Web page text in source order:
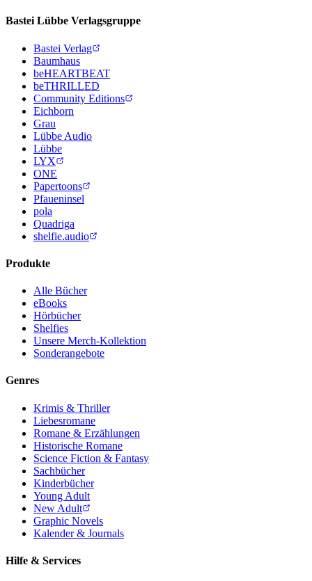
Bastei Lübbe Verlagsgruppe
Bastei Verlag
Baumhaus
beHEARTBEAT
beTHRILLED
Community Editions
Eichborn
Grau
Lübbe Audio
Lübbe
LYX
ONE
Papertoons
Pfaueninsel
pola
Quadriga
shelfie.audio
Produkte
Alle Bücher
eBooks
Hörbücher
Shelfies
Unsere Merch-Kollektion
Sonderangebote
Genres
Krimis & Thriller
Liebesromane
Romane & Erzählungen
Historische Romane
Science Fiction & Fantasy
Sachbücher
Kinderbücher
Young Adult
New Adult
Graphic Novels
Kalender & Journals
Hilfe & Services